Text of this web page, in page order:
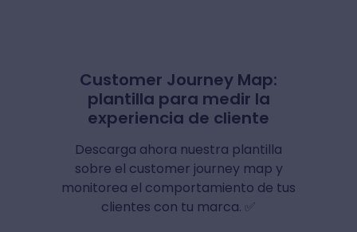
Customer Journey Map:
plantilla para medir la
experiencia de cliente
Descarga ahora nuestra plantilla
sobre el customer journey map y
monitorea el comportamiento de tus
clientes con tu marca. ✅